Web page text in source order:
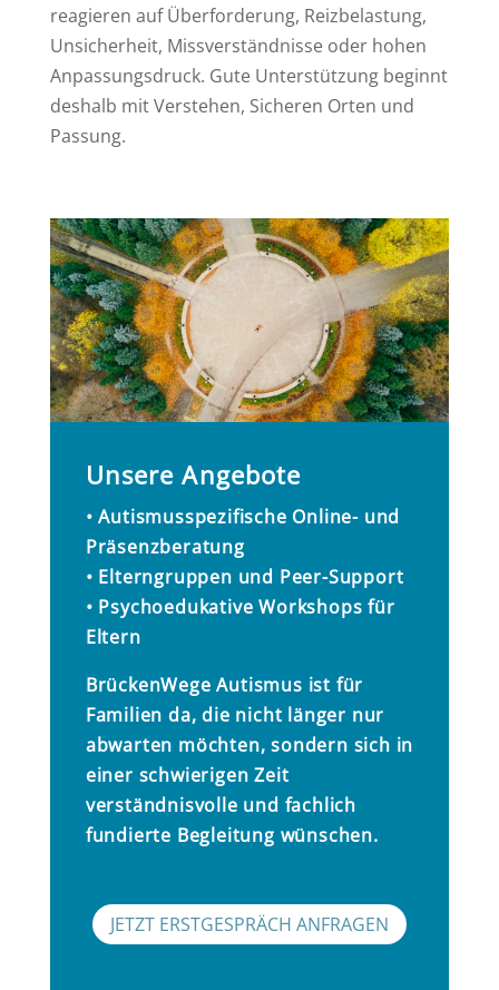
reagieren auf Überforderung, Reizbelastung,
Unsicherheit, Missverständnisse oder hohen
Anpassungsdruck. Gute Unterstützung beginnt
deshalb mit Verstehen, Sicheren Orten und
Passung.
Unsere Angebote
• Autismusspezifische Online- und
Präsenzberatung
• Elterngruppen und Peer-Support
• Psychoedukative Workshops für
Eltern
BrückenWege Autismus ist für
Familien da, die nicht länger nur
abwarten möchten, sondern sich in
einer schwierigen Zeit
verständnisvolle und fachlich
fundierte Begleitung wünschen.
JETZT ERSTGESPRÄCH ANFRAGEN